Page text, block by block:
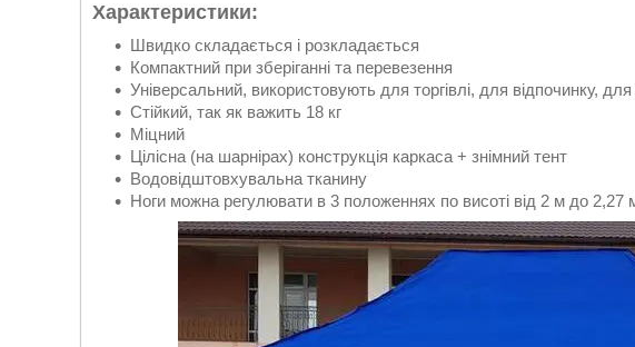
Характеристики:
Швидко складається і розкладається
Компактний при зберіганні та перевезення
Універсальний, використовують для торгівлі, для відпочинку,
Стійкий, так як важить 18 кг
Міцний
Цілісна (на шарнірах) конструкція каркаса + знімний тент
Водовідштовхувальна тканину
Ноги можна регулювати в 3 положеннях по висоті від 2 м до 2,27